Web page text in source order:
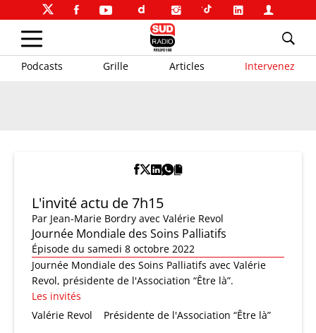
Podcasts Grille Articles Intervenez
L'invité actu de 7h15
Par Jean-Marie Bordry avec Valérie Revol
Journée Mondiale des Soins Palliatifs
Épisode du samedi 8 octobre 2022
Journée Mondiale des Soins Palliatifs avec Valérie
Revol, présidente de l'Association “Être là”.
Les invités
Valérie Revol
Présidente de l'Association “Être là”